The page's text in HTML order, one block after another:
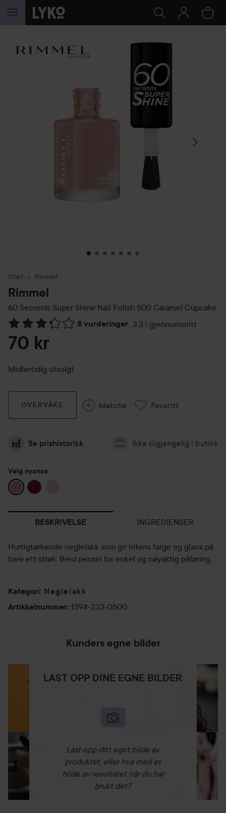
GÅ TIL INNHOLD
HOPP OVER SEKSJON
Start Rimmel
Rimmel
60 Seconds Super Shine Nail Polish 500 Caramel Cupcake
8 vurderinger, 3.3 i gjennomsnitt
Gå til Vurderinger & anmeldelser
70 kr
Midlertidig utsolgt
OVERVÅKE Matche Favoritt
Se prishistorikk Ikke tilgjengelig i butikk
Velg nyanse
BESKRIVELSE INGREDIENSER
Hurtigtørkende neglelakk som gir intens farge og glans på
bare ett strøk. Bred pensel for enkel og nøyaktig påføring.
Kategori: Neglelakk
Artikkelnummer: 1394-233-0500
Kunders egne bilder
LAST OPP DINE EGNE BILDER
Last opp ditt eget bilde av
produktet, eller hva med et
bilde av resultatet når du har
brukt det?